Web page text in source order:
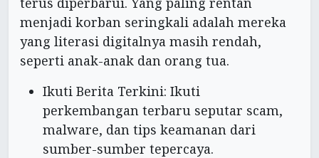
menjadi korban seringkali adalah mereka
yang literasi digitalnya masih rendah,
seperti anak-anak dan orang tua.
Ikuti Berita Terkini: Ikuti
perkembangan terbaru seputar scam,
malware, dan tips keamanan dari
sumber-sumber tepercaya.